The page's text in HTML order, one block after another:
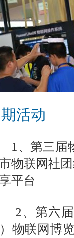
活动
第三届物
物联网社
平台
第六届
物联网博